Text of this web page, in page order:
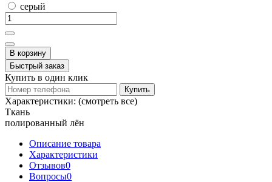
серый
В корзину
Быстрый заказ
Купить в один клик
Купить
Характеристики: (смотреть все)
Ткань
полированный лён
Описание товара
Характеристики
Отзывов0
Вопросы0